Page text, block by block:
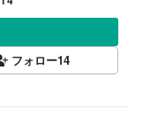
フォロー14